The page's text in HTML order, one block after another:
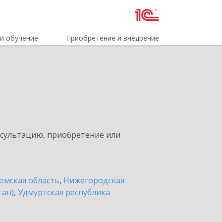
обучение Приобретение и внедрение
приобретение или
область, Нижегородская
, Удмуртская республика